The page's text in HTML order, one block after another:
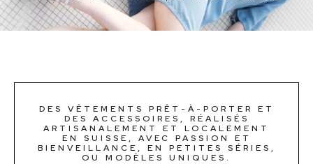
DES VÊTEMENTS PRÊT-À-PORTER ET
DES ACCESSOIRES, RÉALISÉS
ARTISANALEMENT ET LOCALEMENT
EN SUISSE, AVEC PASSION ET
BIENVEILLANCE, EN PETITES SÉRIES,
OU MODÈLES UNIQUES.